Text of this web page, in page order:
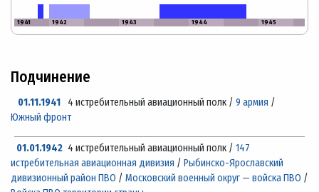
1941 1942 1943 1944 1945
Подчинение
01.11.1941 4 истребительный авиационный полк /9 армия /
Южный фронт
01.01.19424 истребительный авиационный полк /147
истребительная авиационная дивизия / Рыбинско-Ярославский
дивизионный район ПВО / Московский военный округ — войска ПВО /